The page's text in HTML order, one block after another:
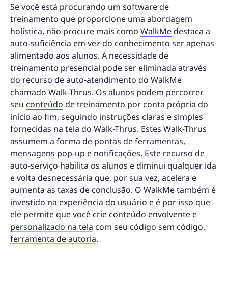
Se você está procurando um software de
treinamento que proporcione uma abordagem
holística, não procure mais como WalkMedestaca a
auto-suficiência em vez do conhecimento ser apenas
alimentado aos alunos. A necessidade de
treinamento presencial pode ser eliminada através
do recurso de auto-atendimento do WalkMe
chamado Walk-Thrus. Os alunos podem percorrer
seu conteúdo de treinamento por conta própria do
início ao fim, seguindo instruções claras e simples
fornecidas na tela do Walk-Thrus. Estes Walk-Thrus
assumem a forma de pontas de ferramentas,
mensagens pop-up e notificações. Este recurso de
auto-serviço habilita os alunos e diminui qualquer ida
e volta desnecessária que, por sua vez, acelera e
aumenta as taxas de conclusão. O WalkMe também é
investido na experiência do usuário e é por isso que
ele permite que você crie conteúdo envolvente e
personalizado na tela com seu código sem código.
ferramenta de autoria.